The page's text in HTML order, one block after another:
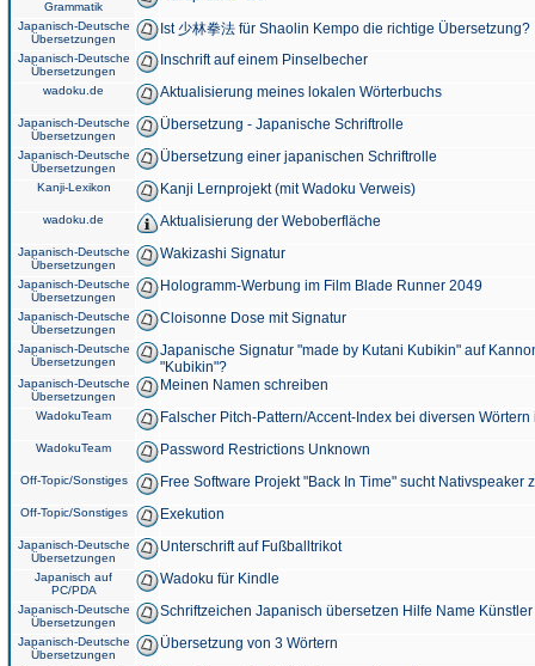
Grammatik
Japanisch-Deutsche
Übersetzungen
Ist 少林拳法 für Shaolin Kempo die richtige Übersetzung?
Japanisch-Deutsche
Übersetzungen
Inschrift auf einem Pinselbecher
wadoku.de Aktualisierung meines lokalen Wörterbuchs
Japanisch-Deutsche
Übersetzungen
Übersetzung - Japanische Schriftrolle
Japanisch-Deutsche
Übersetzungen
Übersetzung einer japanischen Schriftrolle
Kanji-Lexikon Kanji Lernprojekt (mit Wadoku Verweis)
wadoku.de Aktualisierung der Weboberfläche
Japanisch-Deutsche
Übersetzungen
Wakizashi Signatur
Japanisch-Deutsche
Übersetzungen
Hologramm-Werbung im Film Blade Runner 2049
Japanisch-Deutsche
Übersetzungen
Cloisonne Dose mit Signatur
Japanisch-Deutsche
Übersetzungen
Japanische Signatur "made by Kutani Kubikin" auf
"Kubikin"?
Japanisch-Deutsche
Übersetzungen
Meinen Namen schreiben
WadokuTeam Falscher Pitch-Pattern/Accent-Index bei diversen
WadokuTeam Password Restrictions Unknown
Off-Topic/Sonstiges Free Software Projekt "Back In Time" sucht Nativspeaker
Off-Topic/Sonstiges Exekution
Japanisch-Deutsche
Übersetzungen
Unterschrift auf Fußballtrikot
Japanisch auf
PC/PDA
Wadoku für Kindle
Japanisch-Deutsche
Übersetzungen
Schriftzeichen Japanisch übersetzen Hilfe Name
Japanisch-Deutsche
Übersetzungen
Übersetzung von 3 Wörtern